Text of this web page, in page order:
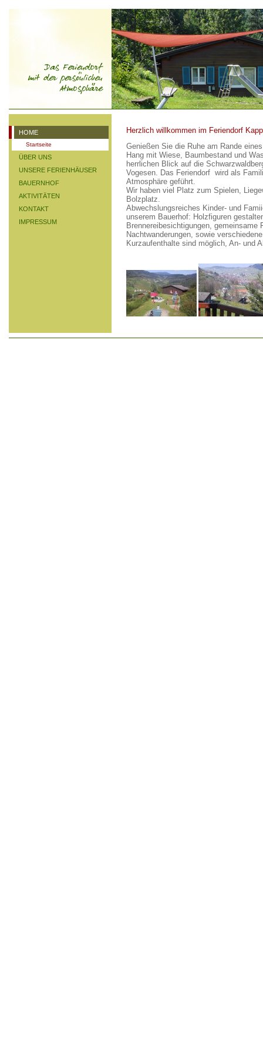
HOME
Startseite
ÜBER UNS
UNSERE FERIENHÄUSER
BAUERNHOF
AKTIVITÄTEN
KONTAKT
IMPRESSUM
Herzlich willkommen im Feriendorf
Genießen Sie die Ruhe am Rande
Hang mit Wiese, Baumbestand und
herrlichen Blick auf die
Vogesen. Das Feriendorf wird als
Atmosphäre geführt.
Wir haben viel Platz zum Spielen,
Bolzplatz.
Abwechslungsreiches Kinder- und
unserem Bauerhof: Holzfiguren
Brennereibesichtigungen, gemeinsame
Nachtwanderungen, sowie
Kurzaufenthalte sind möglich, An- und